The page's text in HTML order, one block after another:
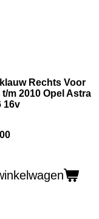
Rechts Voor
t/m 2010 Opel Astra
16v